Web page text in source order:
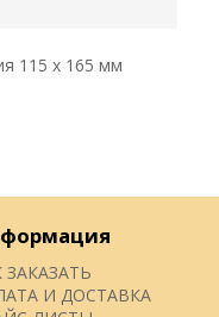
115 х 165 мм
ЗАКАЗАТЬ
И ДОСТАВКА